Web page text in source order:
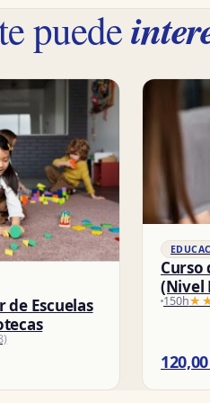
puede
de Escuelas
Curso
(Nivel
150h